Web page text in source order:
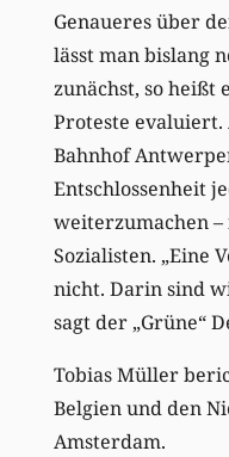
Genaueres über
lässt man bislang
zunächst, so heißt
Proteste
Bahnhof
Entschlossenheit
weiterzumachen
Sozialisten. „Eine
nicht. Darin sind
sagt der „Grüne“
Tobias Müller
Belgien und den
Amsterdam.